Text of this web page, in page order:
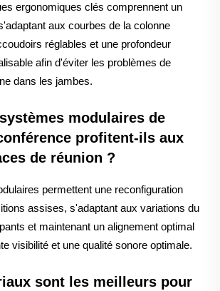
ergonomiques clés comprennent un
aux courbes de la colonne
réglables et une profondeur
afin d'éviter les problèmes de
dans les jambes.
modulaires de
profitent-ils aux
de réunion ?
permettent une reconfiguration
assises, s'adaptant aux variations du
et maintenant un alignement optimal
visibilité et une qualité sonore optimale.
sont les meilleurs pour